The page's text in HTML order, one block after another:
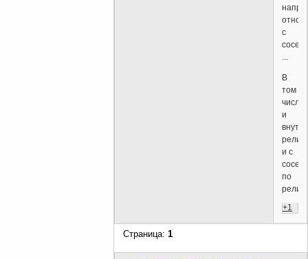
с
В
том
числе
и
внутри
и с
по
+1
Страница:1